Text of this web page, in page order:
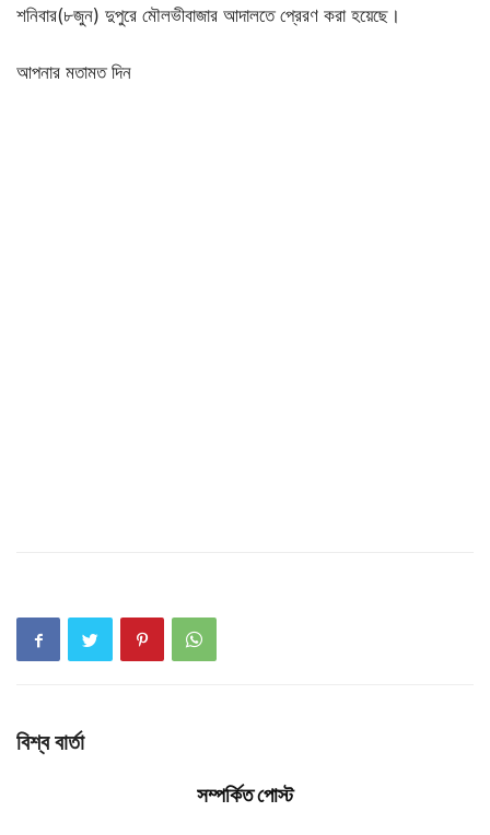
শনিবার(৮জুন) দুপুরে মৌলভীবাজার আদালতে প্রেরণ করা হয়েছে।
আপনার মতামত দিন
বিশ্ব বার্তা
সম্পর্কিত পোস্ট